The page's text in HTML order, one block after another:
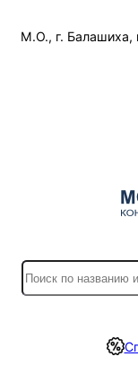
М.О., г. Балашиха,